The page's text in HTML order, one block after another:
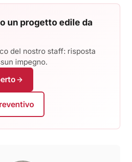
un progetto edile da
del nostro staff: risposta
impegno.